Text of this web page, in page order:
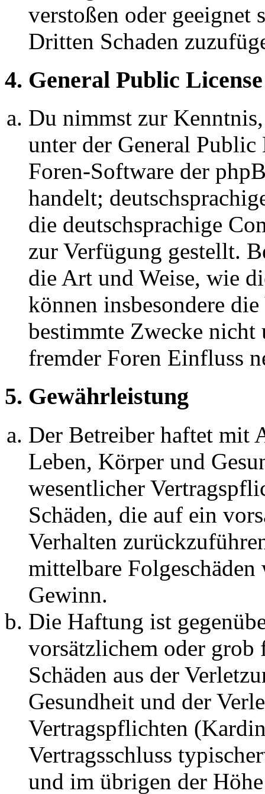
verstoßen oder geeignet
Dritten Schaden
4. General Public License
Du nimmst zur
unter der General
Foren-Software der
handelt;
die deutschsprachige
zur Verfügung gestellt.
die Art und Weise, wie
können insbesondere
bestimmte Zwecke nicht
fremder Foren Einfluss
5. Gewährleistung
Der Betreiber haftet mit
Leben, Körper und
wesentlicher
Schäden, die auf ein
Verhalten
mittelbare Folgeschäden
Gewinn.
Die Haftung ist
vorsätzlichem oder grob
Schäden aus der
Gesundheit und der
Vertragspflichten
Vertragsschluss
und im übrigen der